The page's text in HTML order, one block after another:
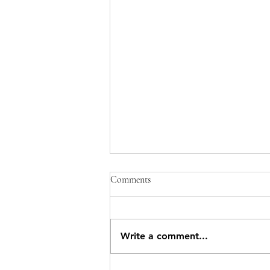
Comments
Write a comment...